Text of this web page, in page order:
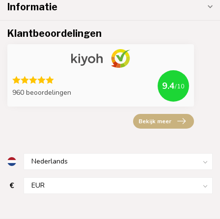
Informatie
Klantbeoordelingen
960 beoordelingen
9.4/10
Bekijk meer
€